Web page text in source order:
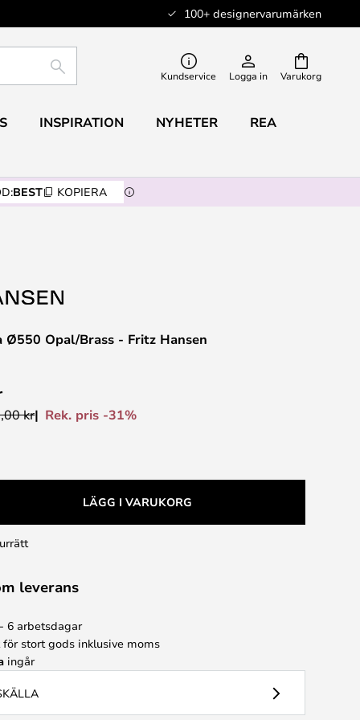
100+ designervarumärken
Varukorg
SÖK Kundservice Logga in
INSPIRATION NYHETER REA
BEST KOPIERA
Ø550 Opal/Brass - Fritz Hansen
kr Rek. pris -31%
LÄGG I VARUKORG
leverans
6 arbetsdagar
stort gods inklusive moms
ingår